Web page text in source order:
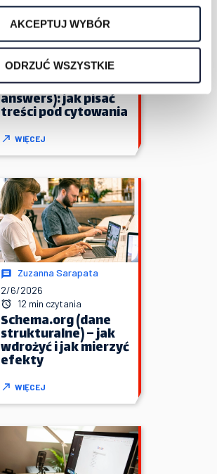
AKCEPTUJ WYBÓR
ODRZUĆ WSZYSTKIE
Zuzanna Sarapata
2/7/2026
8 min czytania
SEO w erze
generatywnego
wyszukiwania (SGE/AI
answers): jak pisać
treści pod cytowania
WIĘCEJ
Zuzanna Sarapata
2/6/2026
12 min czytania
Schema.org (dane
strukturalne) – jak
wdrożyć i jak mierzyć
efekty
WIĘCEJ